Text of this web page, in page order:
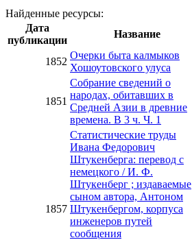
Найденные ресурсы:
Дата
публикации
Название
1852
Очерки быта калмыков
Хошоутовского улуса
1851
Собрание сведений о
народах, обитавших в
Средней Азии в древние
времена. В 3 ч. Ч. 1
1857
Статистические труды
Ивана Федорович
Штукенберга: перевод с
немецкого / И. Ф.
Штукенберг ; издаваемые
сыном автора, Антоном
Штукенбергом, корпуса
инженеров путей
сообщения